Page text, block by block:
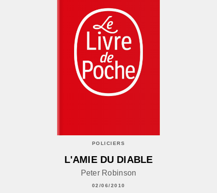
POLICIERS
L'AMIE DU DIABLE
Peter Robinson
02/06/2010